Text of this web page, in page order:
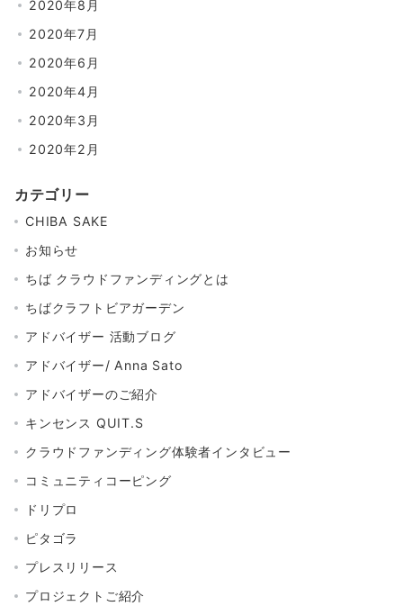
2020年8月
2020年7月
2020年6月
2020年4月
2020年3月
2020年2月
カテゴリー
CHIBA SAKE
お知らせ
ちば クラウドファンディングとは
ちばクラフトビアガーデン
アドバイザー 活動ブログ
アドバイザー/ Anna Sato
アドバイザーのご紹介
キンセンス QUIT.S
クラウドファンディング体験者インタビュー
コミュニティコーピング
ドリプロ
ピタゴラ
プレスリリース
プロジェクトご紹介